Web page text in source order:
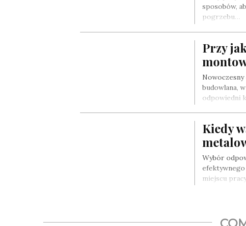
sposobów,
pogrzebu…
Przy
budowlana,
odpowiedni
Kiedy
Wybór
miejscu